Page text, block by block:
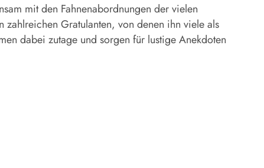
mit den Fahnenabordnungen der vielen
Gratulanten, von denen ihn viele als
dabei zutage und sorgen für lustige Anekdoten